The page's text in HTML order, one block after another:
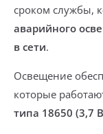
сроком службы,
аварийного
в сети.
Освещение
которые
типа 18650 (3,7